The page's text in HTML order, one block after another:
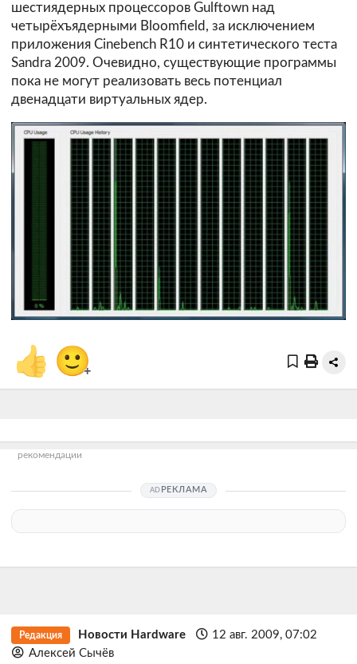
шестиядерных процессоров Gulftown над
четырёхъядерными Bloomfield, за исключением
приложения Cinebench R10 и синтетического теста
Sandra 2009. Очевидно, существующие программы
пока не могут реализовать весь потенциал
двенадцати виртуальных ядер.
👍 🙂+
рекомендации
РЕКЛАМА
Редакция Новости Hardware
12 авг. 2009, 07:02
Алексей Сычёв